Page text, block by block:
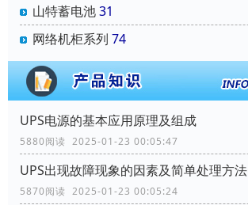
山特蓄电池31
网络机柜系列 74
UPS电源的基本应用原理及组成
5880阅读 2025-01-23 00:05:47
UPS出现故障现象的因素及简单处理方法
5870阅读 2025-01-23 00:05:24